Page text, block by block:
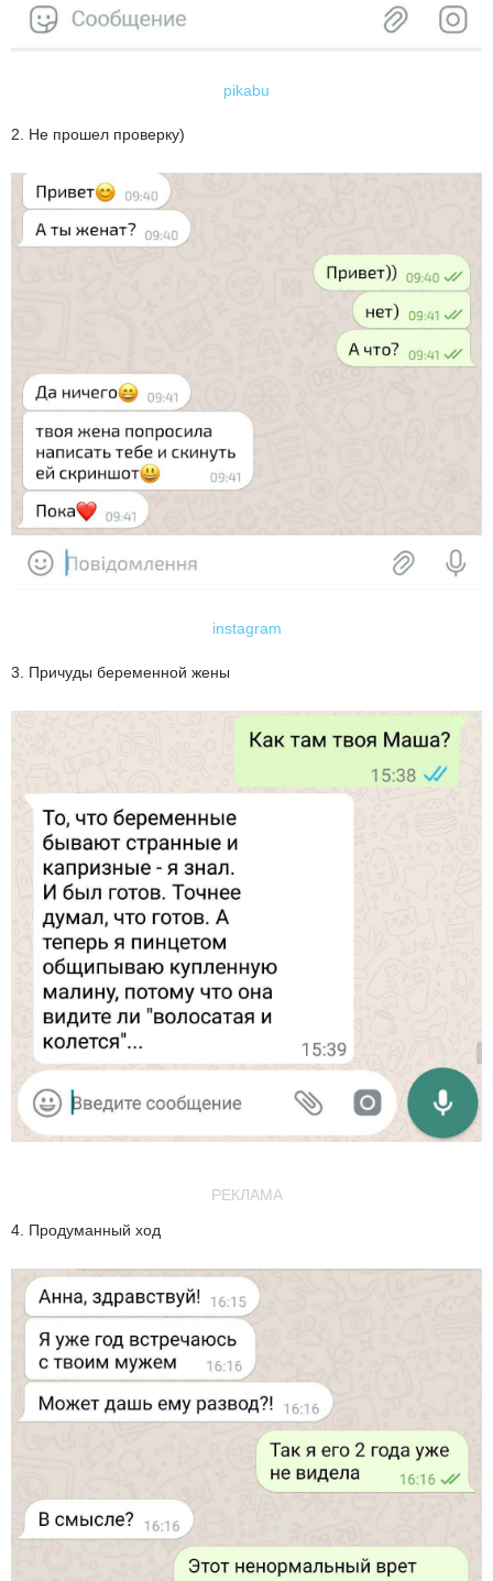
pikabu
2. Не прошел проверку)
instagram
3. Причуды беременной жены
РЕКЛАМА
4. Продуманный ход